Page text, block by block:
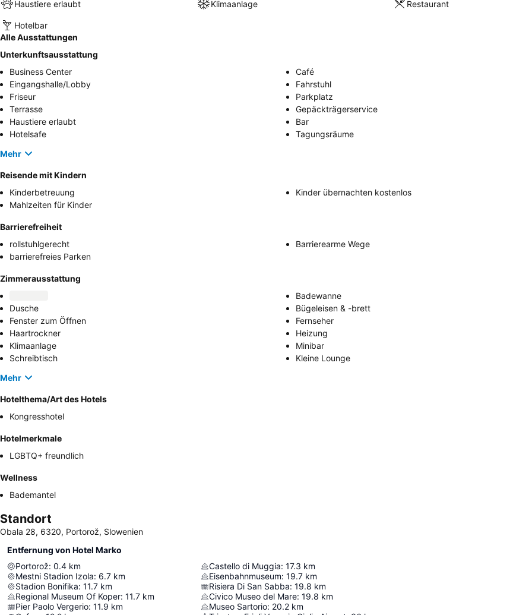
Haustiere erlaubt Klimaanlage Restaurant
Hotelbar
Alle Ausstattungen
Unterkunftsausstattung
Business Center
Café
Eingangshalle/Lobby
Fahrstuhl
Friseur
Parkplatz
Terrasse
Gepäckträgerservice
Haustiere erlaubt
Bar
Hotelsafe
Tagungsräume
Mehr
Reisende mit Kindern
Kinderbetreuung
Kinder übernachten kostenlos
Mahlzeiten für Kinder
Barrierefreiheit
rollstuhlgerecht
Barrierearme Wege
barrierefreies Parken
Zimmerausstattung
Badewanne
Dusche
Bügeleisen & -brett
Fenster zum Öffnen
Fernseher
Haartrockner
Heizung
Klimaanlage
Minibar
Schreibtisch
Kleine Lounge
Mehr
Hotelthema/Art des Hotels
Kongresshotel
Hotelmerkmale
LGBTQ+ freundlich
Wellness
Bademantel
Standort
Obala 28, 6320, Portorož, Slowenien
Entfernung von Hotel Marko
Portorož: 0.4 km
Mestni Stadion Izola: 6.7 km
Stadion Bonifika: 11.7 km
Regional Museum Of Koper: 11.7 km
Pier Paolo Vergerio: 11.9 km
Castello di Muggia: 17.3 km
Eisenbahnmuseum: 19.7 km
Risiera Di San Sabba: 19.8 km
Civico Museo del Mare: 19.8 km
Museo Sartorio: 20.2 km